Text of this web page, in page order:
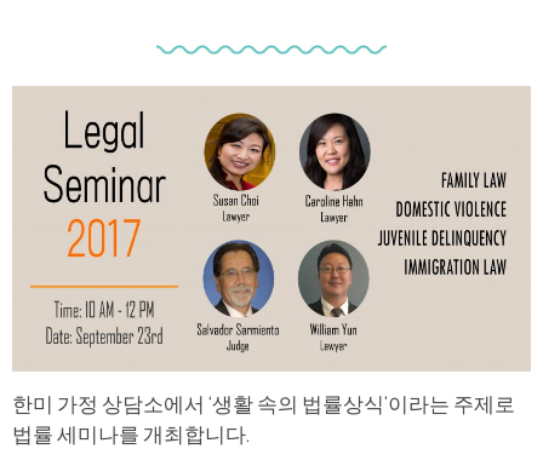
한미 가정 상담소에서 ‘생활 속의 법률상식’이라는 주제로
법률 세미나를 개최합니다.